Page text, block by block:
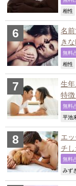
相性
名
き
無料
相性
生
特
無料
平池
エ
チし
無料
みず